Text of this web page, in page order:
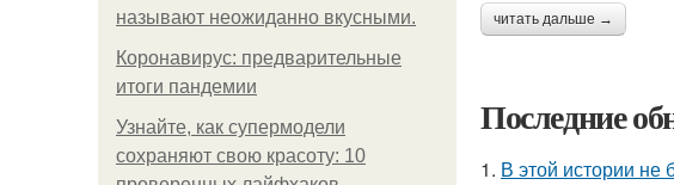
называют неожиданно вкусными.
Коронавирус: предварительные
итоги пандемии
Узнайте, как супермодели
сохраняют свою красоту: 10
читать дальше →
Последние
1. В этой истории не